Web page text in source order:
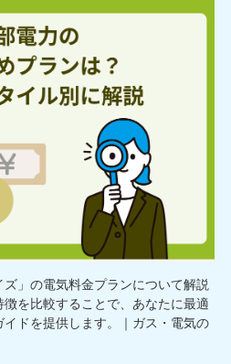
」の電気料金プランについて解説
を比較することで、あなたに最適
ドを提供します。｜ガス・電気の